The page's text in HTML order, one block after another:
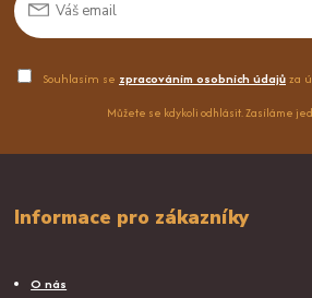
Souhlasím se zpracováním osobních údajůza
Můžete se kdykoli odhlásit. Zasíláme
Informace pro zákazníky
O nás